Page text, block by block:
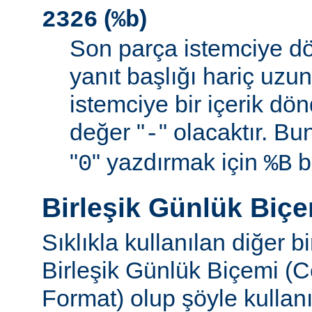
2326 (%b)
Son parça istemciye
yanıt başlığı hariç
istemciye bir içerik
değer "-" olacaktır.
"0" yazdırmak için %B
Birleşik Günlük
Sıklıkla kullanılan diğer
Birleşik Günlük Biçemi
Format) olup şöyle